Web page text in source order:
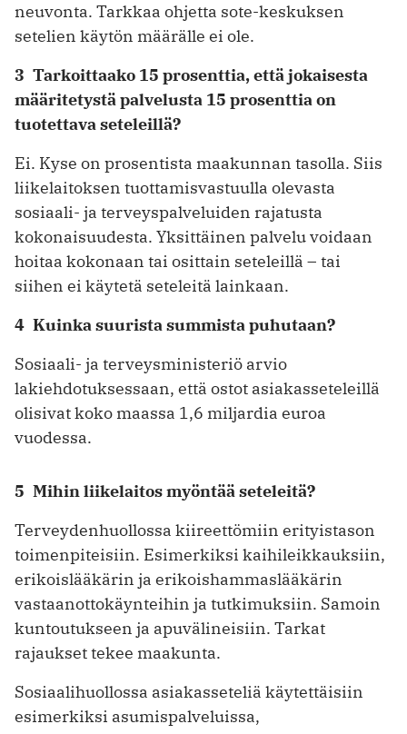
neuvonta. Tarkkaa ohjetta sote-­keskuksen
setelien käytön määrälle ei ole.
3 Tarkoittaako 15 prosenttia, että ­jokaisesta
määritetystä palvelusta 15 prosenttia on
tuotettava seteleillä?
Ei. Kyse on prosentista maakunnan tasolla. Siis
liikelaitoksen tuottamis­vastuulla olevasta
sosiaali- ja terveys­palveluiden rajatusta
kokonaisuudesta. Yksittäinen palvelu voidaan
hoitaa kokonaan tai osittain seteleillä – tai
siihen ei käytetä seteleitä lainkaan.
4 Kuinka suurista summista puhutaan?
Sosiaali- ja terveysministeriö arvio
lakiehdotuksessaan, että ostot asiakasseteleillä
olisivat koko maassa 1,6 miljardia euroa
vuodessa.
5 Mihin liikelaitos myöntää seteleitä?
Terveydenhuollossa kiireettömiin erityistason
toimenpiteisiin. Esimerkiksi kaihileikkauksiin,
erikoislääkärin ja erikoishammaslääkärin
vastaanottokäynteihin ja tutkimuksiin. Samoin
kuntoutukseen ja apuvälineisiin. Tarkat
rajaukset tekee maakunta.
Sosiaalihuollossa asiakasseteliä käytettäisiin
esimerkiksi asumispalveluissa,